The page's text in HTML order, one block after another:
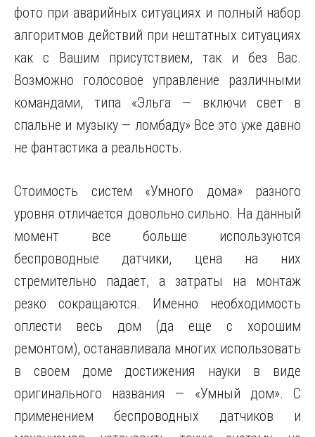
фото при аварийных ситуациях и полный набор
алгоритмов действий при нештатных ситуациях
как с Вашим присутствием, так и без Вас.
Возможно голосовое управление различными
командами, типа «Эльга — включи свет в
спальне и музыку — ломбаду» Все это уже давно
не фантастика а реальность.
Стоимость систем «Умного дома» разного
уровня отличается довольно сильно. На данный
момент все больше используются
беспроводные датчики, цена на них
стремительно падает, а затраты на монтаж
резко сокращаются. Именно необходимость
оплести весь дом (да еще с хорошим
ремонтом), останавливала многих использовать
в своем доме достижения науки в виде
оригинального названия — «Умный дом». С
применением беспроводных датчиков и